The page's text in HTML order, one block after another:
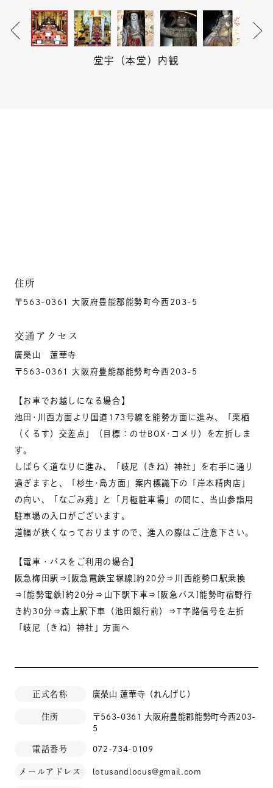
堂宇（本堂）内観
住所
〒563-0361 大阪府豊能郡能勢町今西203-5
交通アクセス
廣榮山 蓮華寺
〒563-0361 大阪府豊能郡能勢町今西203-5
【お車でお越しになる場合】
池田･川西方面より国道173号線を能勢方面に進み、「栗栖
（くるす）交差点」（目標：のせBOX･コメリ）を左折しま
す。
しばらく道なりに進み、「岐尼（きね）神社」を右手に通り
過ぎますと、「杉生･島方面」案内標識下の「岸本精肉店」
の向い、「なごみ苑」と「月極駐車場」の間に、当山参詣用
駐車場の入口がございます。
道幅が狭くなっておりますので、進入の際はご注意下さい。
【電車・バスをご利用の場合】
阪急梅田駅⇒[阪急電鉄宝塚線]約20分⇒川西能勢口駅乗換
⇒[能勢電鉄]約20分⇒山下駅下車⇒[阪急バス]能勢町宿野行
き約30分⇒森上駅下車（池田銀行前）⇒T字路信号を左折
「岐尼（きね）神社」方面へ
正式名称 廣榮山 蓮華寺（れんげじ）
住所
〒563-0361 大阪府豊能郡能勢町今西203-
5
電話番号 072-734-0109
メールアドレス lotusandlocus@gmail.com